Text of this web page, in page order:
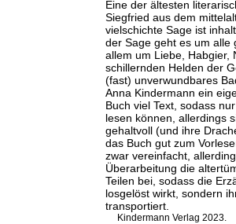
Eine der ältesten
Siegfried aus dem
vielschichte Sage ist
der Sage geht es um alle
allem um Liebe, Habgier,
schillernden Helden der
(fast) unverwundbares
Anna Kindermann ein
Buch viel Text, sodass
lesen können, allerdings
gehaltvoll (und ihre
das Buch gut zum
zwar vereinfacht,
Überarbeitung die
Teilen bei, sodass die
losgelöst wirkt, sondern
transportiert.
Kindermann Verlag 2023.